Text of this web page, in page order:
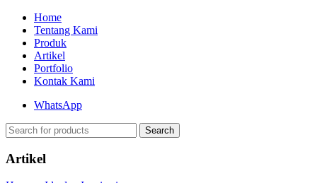
Home
Tentang Kami
Produk
Artikel
Portfolio
Kontak Kami
WhatsApp
Search
Artikel